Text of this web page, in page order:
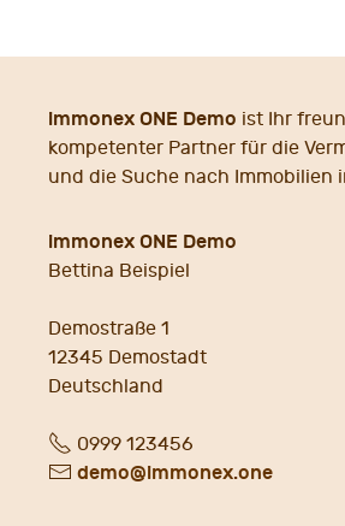
immonex ONE Demo ist Ihr
kompetenter Partner für die
und die Suche nach Immobilien
immonex ONE Demo
Bettina Beispiel
Demostraße 1
12345 Demostadt
Deutschland
Fon0999 123456
E- demo@immonex.one